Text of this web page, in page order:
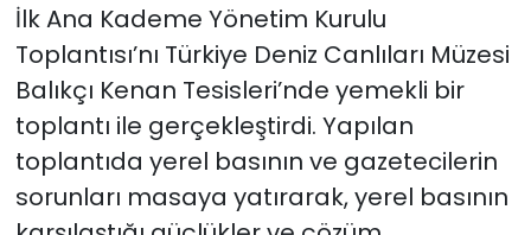
İlk Ana Kademe Yönetim Kurulu
Toplantısı’nı Türkiye Deniz Canlıları Müzesi
Balıkçı Kenan Tesisleri’nde yemekli bir
toplantı ile gerçekleştirdi. Yapılan
toplantıda yerel basının ve gazetecilerin
sorunları masaya yatırarak, yerel basının